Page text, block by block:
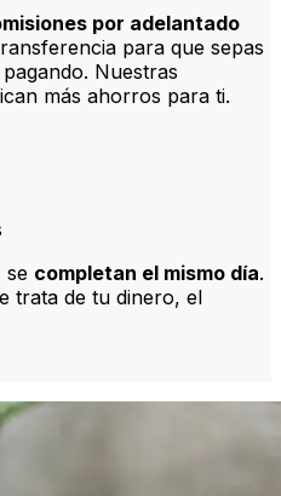
por adelantado
para que sepas
Nuestras
más ahorros para ti.
se completan el mismo día.
trata de tu dinero, el